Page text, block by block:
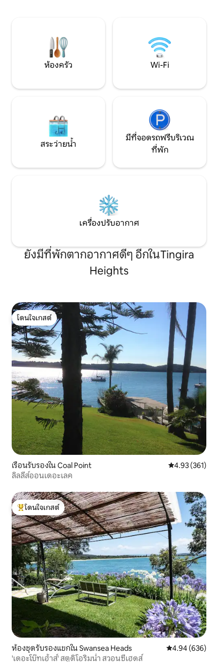
สถานที่ที่เหมาะสำหรับการชมพระอาทิตย์
ขึ้นหรือพระอาทิตย์ตก
สมบูรณ์แบบใกล้ทะ
คาสเซิล
ห้องครัว Wi-Fi
สระว่ายน้ำ
มีที่จอดรถฟรีบริเวณ
ที่พัก
เครื่องปรับอากาศ
ยังมีที่พักตากอากาศดีๆ อีกในTingira
Heights
โดนใจเกสต์
โดนใจเกสต์
เรือนรับรองใน Coal Point คะแนนเฉลี่ย
4.93 (361)
ลิลลี่ส์ออนเดอะเลค
โดนใจเกสต์ที่สุด
โดนใจเกสต์
ห้องชุดรับรองแขกใน Swansea Heads คะแนนเฉลี่ย
4.94 (636)
'เดอะโบ๊ทเฮ้าส์' สตูดิโอริมน้ำ สวอนซีเฮดส์